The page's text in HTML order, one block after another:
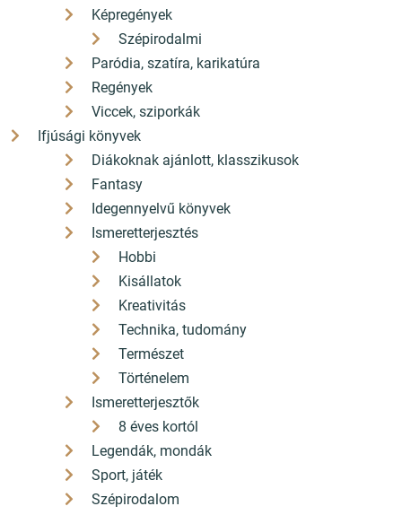
Képregények
Szépirodalmi
Paródia, szatíra, karikatúra
Regények
Viccek, sziporkák
Ifjúsági könyvek
Diákoknak ajánlott, klasszikusok
Fantasy
Idegennyelvű könyvek
Ismeretterjesztés
Hobbi
Kisállatok
Kreativitás
Technika, tudomány
Természet
Történelem
Ismeretterjesztők
8 éves kortól
Legendák, mondák
Sport, játék
Szépirodalom